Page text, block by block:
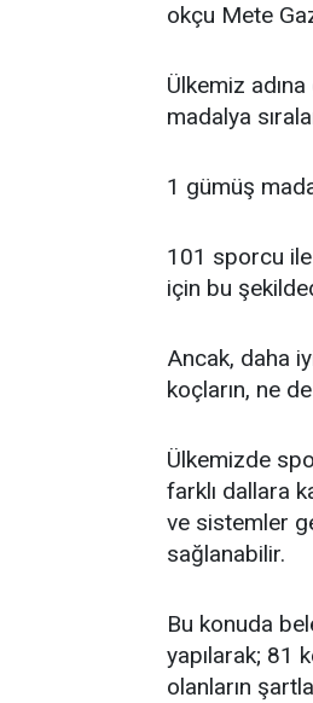
okçu Mete
Ülkemiz
madalya
1 gümüş
101 sporcu ile
için bu
Ancak, daha
koçların, ne
Ülkemizde
farklı dallara
ve sistemler
sağlanabilir.
Bu konuda
yapılarak; 81
olanların